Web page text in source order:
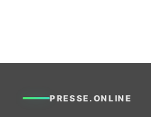
PRESSE.ONLINE